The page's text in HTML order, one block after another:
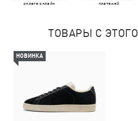
оплате онлайн
платежей
ТОВАРЫ С
НОВИНКА